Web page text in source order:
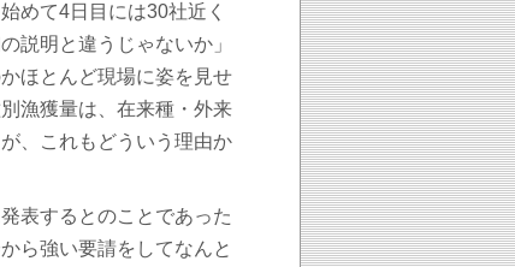
めて4日目には30社近く
説明と違うじゃないか」
ほとんど現場に姿を見せ
漁獲量は、在来種・外来
、これもどういう理由か
表するとのことであった
ら強い要請をしてなんと